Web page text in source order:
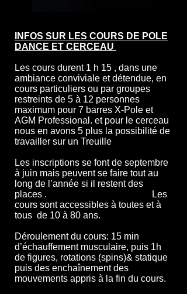
INFOS SUR LES COURS DE POLE
DANCE ET CERCEAU
Les cours durent 1 h 15 , dans une
ambiance conviviale et détendue, en
cours particuliers ou par groupes
restreints de 5 à 12 personnes
maximum pour 7 barres X-Pole et
AGM Professional. et pour le cerceau
nous en avons 5 plus la possibilité de
travailler sur un Treuille
Les inscriptions se font de septembre
à juin mais peuvent se faire tout au
long de l’année si il restent des
places . Les
cours sont accessibles à toutes et à
tous de 10 à 80 ans.
Déroulement du cours: 15 min
d’échauffement musculaire, puis 1h
de figures, rotations (spins)& statique
puis des enchaînement des
mouvements appris à la fin du cours.